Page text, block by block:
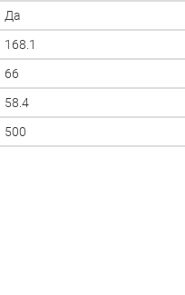
Да
168.1
66
58.4
500